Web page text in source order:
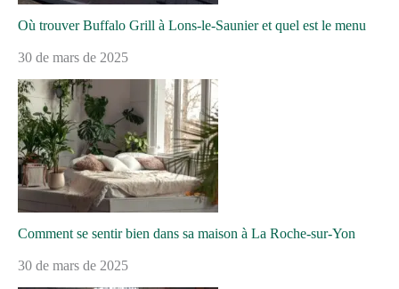
Où trouver Buffalo Grill à Lons-le-Saunier et quel est le menu
30 de mars de 2025
Comment se sentir bien dans sa maison à La Roche-sur-Yon
30 de mars de 2025